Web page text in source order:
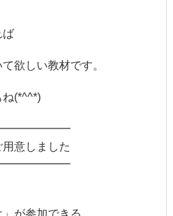
ば
欲しい教材です。
ね(*^^*)
意しました